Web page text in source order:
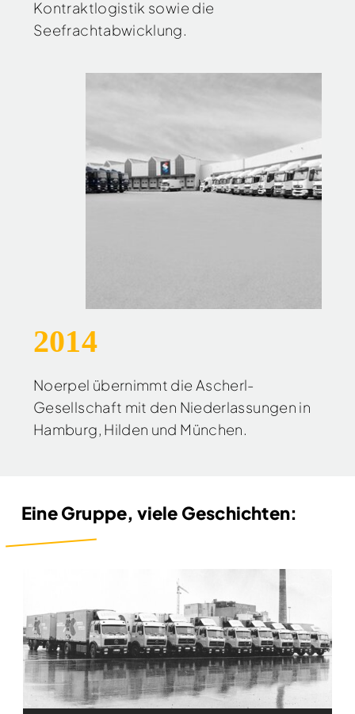
Kontraktlogistik sowie die
Seefrachtabwicklung.
2014
Noerpel übernimmt die Ascherl-
Gesellschaft mit den Niederlassungen in
Hamburg, Hilden und München.
Eine Gruppe, viele Geschichten: